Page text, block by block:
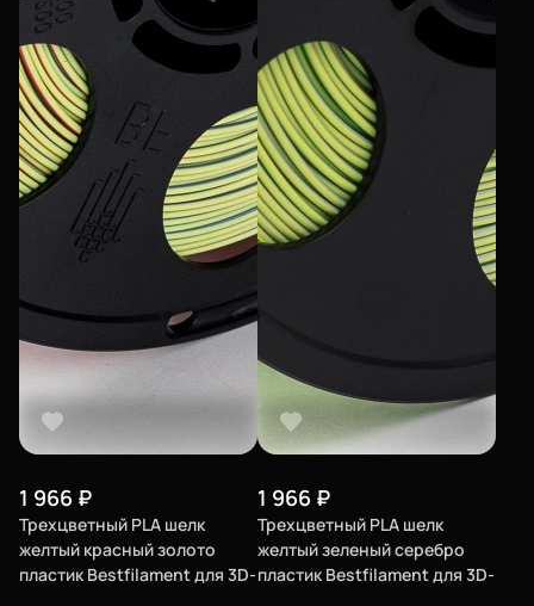
1 966 ₽
Трехцветный PLA шелк
желтый красный золото
пластик Bestfilament для 3D-
1 966 ₽
Трехцветный PLA шелк
желтый зеленый серебро
пластик Bestfilament для 3D-